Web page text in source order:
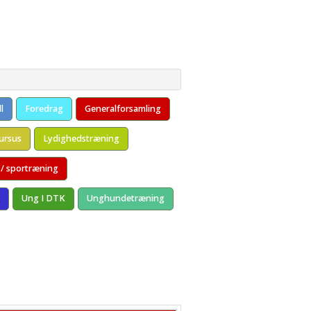
Foredrag Generalforsamling
Lydighedstræning
/ sportræning
Ung I DTK Unghundetræning